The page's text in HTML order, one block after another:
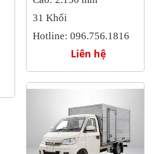
31 Khối
Hotline: 096.756.1816
Liên hệ